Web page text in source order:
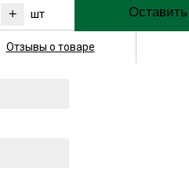
шт
Отзывы о товаре